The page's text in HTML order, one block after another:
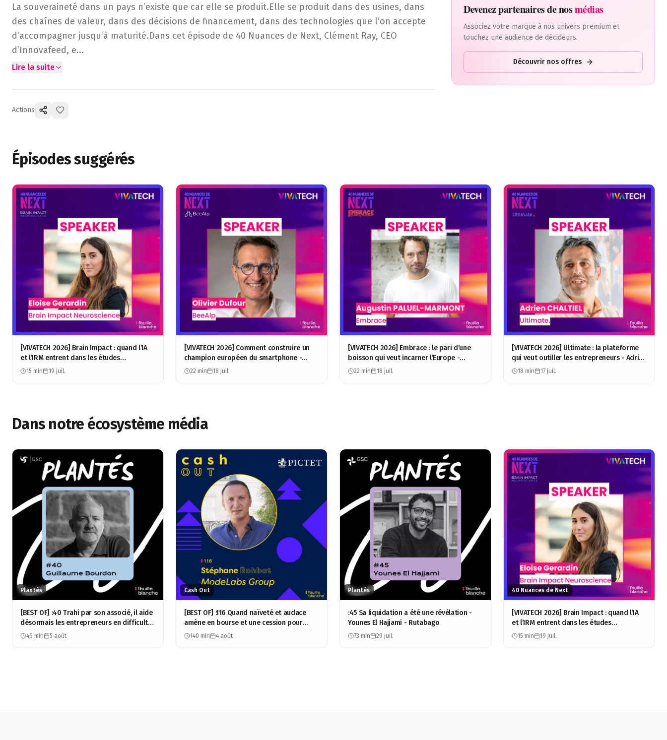
La souveraineté dans un pays n’existe que car elle se produit.Elle se produit dans des usines, dans des chaînes de valeur, dans des décisions de financement, dans des
La souveraineté dans un pays n’existe que car elle se produit.Elle se produit dans des usines, dans
des chaînes de valeur, dans des décisions de financement, dans des technologies que l’on accepte
d’accompagner jusqu’à maturité.Dans cet épisode de 40 Nuances de Next, Clément Ray, CEO
d’Innovafeed, e...
Lire la suite
Actions
Devenez partenaires de nosmédias
Associez votre marque à nos univers premium et
touchez une audience de décideurs.
Découvrir nos offres
Épisodes suggérés
[VIVATECH 2026] Brain Impact : quand l’IA
et l’IRM entrent dans les études
consommateurs - Éloïse Gérardin
15 min 19 juil.
[VIVATECH 2026] Comment construire un
champion européen du smartphone -
Olivier Dufour - BeeAlp
22 min 18 juil.
[VIVATECH 2026] Embrace : le pari d’une
boisson qui veut incarner l’Europe -
Augustin Paluel-Marmont
22 min 18 juil.
[VIVATECH 2026] Ultimate : la plateforme
qui veut outiller les entrepreneurs - Adrien
Chaltiel
18 min 17 juil.
Dans notre écosystème média
Plantés
[BEST OF] :40 Trahi par son associé, il aide
désormais les entrepreneurs en difficulté
- Guillaume Bourdon
46 min 5 août
Cash Out
[BEST OF] :116 Quand naïveté et audace
amène en bourse et une cession pour
100M - Stéphane Bohbot - ModeLabs
140 min 4 août
Plantés
:45 Sa liquidation a été une révélation -
Younes El Hajjami - Rutabago
73 min 29 juil.
40 Nuances de Next
[VIVATECH 2026] Brain Impact : quand l’IA
et l’IRM entrent dans les études
consommateurs - Éloïse Gérardin
15 min 19 juil.